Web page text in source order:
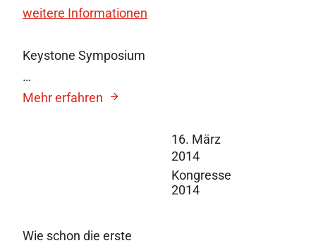
16. März
2014
Kongresse
2014
weitere Informationen
Keystone Symposium
…
Mehr erfahren
Wie schon die erste